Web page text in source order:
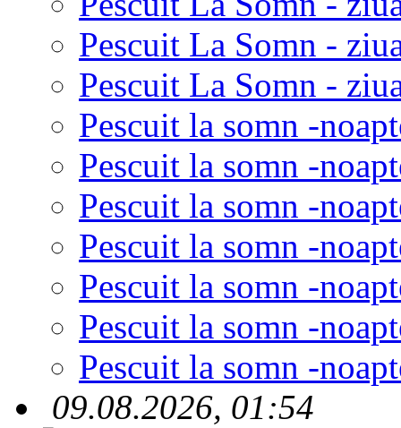
Pescuit La Somn -
Pescuit La Somn -
Pescuit la somn -
Pescuit la somn -
Pescuit la somn -
Pescuit la somn -
Pescuit la somn -
Pescuit la somn -
Pescuit la somn -
09.08.2026, 01:54